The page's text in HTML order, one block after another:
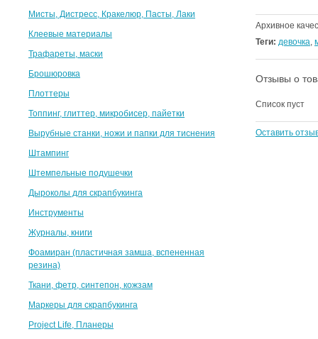
Мисты, Дистресс, Кракелюр, Пасты, Лаки
Клеевые материалы
Трафареты, маски
Брошюровка
Плоттеры
Топпинг, глиттер, микробисер, пайетки
Вырубные станки, ножи и папки для тиснения
Штампинг
Штемпельные подушечки
Дыроколы для скрапбукинга
Инструменты
Журналы, книги
Фоамиран (пластичная замша, вспененная
резина)
Ткани, фетр, синтепон, кожзам
Маркеры для скрапбукинга
Project Life, Планеры
Архивное
Теги: девочка
Отзывы о
Список пуст
Оставить